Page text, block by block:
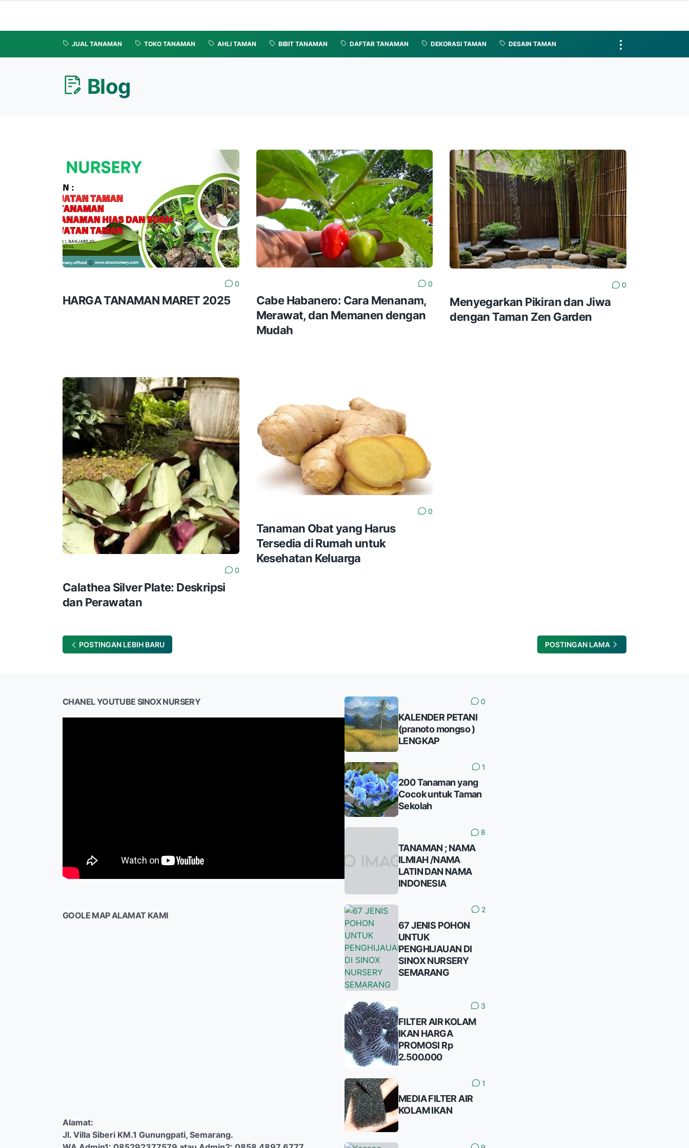
JUAL TANAMAN TOKO TANAMAN AHLI TAMAN BIBIT TANAMAN DAFTAR TANAMAN DEKORASI TAMAN DESAIN TAMAN
Blog
0
HARGA TANAMAN MARET 2025
0
Cabe Habanero: Cara Menanam,
Merawat, dan Memanen dengan
Mudah
0
Menyegarkan Pikiran dan Jiwa
dengan Taman Zen Garden
0
Calathea Silver Plate: Deskripsi
dan Perawatan
0
Tanaman Obat yang Harus
Tersedia di Rumah untuk
Kesehatan Keluarga
POSTINGAN LEBIH BARU POSTINGAN LAMA
CHANEL YOUTUBE SINOX NURSERY
GOOLE MAP ALAMAT KAMI
Alamat:
Jl. Villa Siberi KM.1 Gunungpati, Semarang.
0
KALENDER PETANI
(pranoto mongso )
LENGKAP
1
200 Tanaman yang
Cocok untuk Taman
Sekolah
8
TANAMAN ; NAMA
ILMIAH /NAMA
LATIN DAN NAMA
INDONESIA
2
67 JENIS POHON
UNTUK
PENGHIJAUAN DI
SINOX NURSERY
SEMARANG
3
FILTER AIR KOLAM
IKAN HARGA
PROMOSI Rp
2.500.000
1
MEDIA FILTER AIR
KOLAM IKAN